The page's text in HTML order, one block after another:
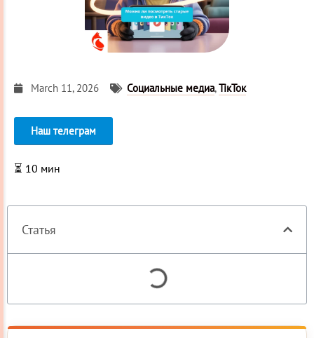
March 11, 2026 Социальные медиа,ТікТок
Наш телеграм
⏳ 10 мин
Статья